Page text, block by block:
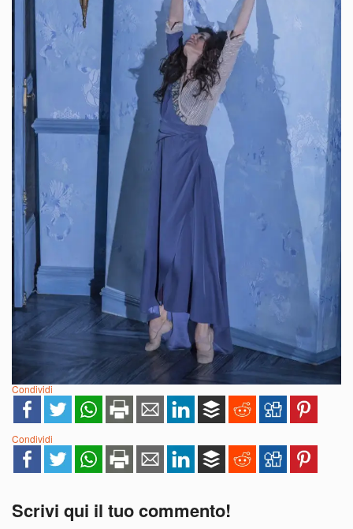
Condividi
Condividi
Scrivi qui il tuo commento!